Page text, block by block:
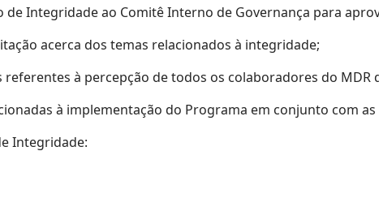
Integridade ao Comitê Interno de Governança para
acerca dos temas relacionados à integridade;
referentes à percepção de todos os colaboradores do
à implementação do Programa em conjunto com
Integridade: